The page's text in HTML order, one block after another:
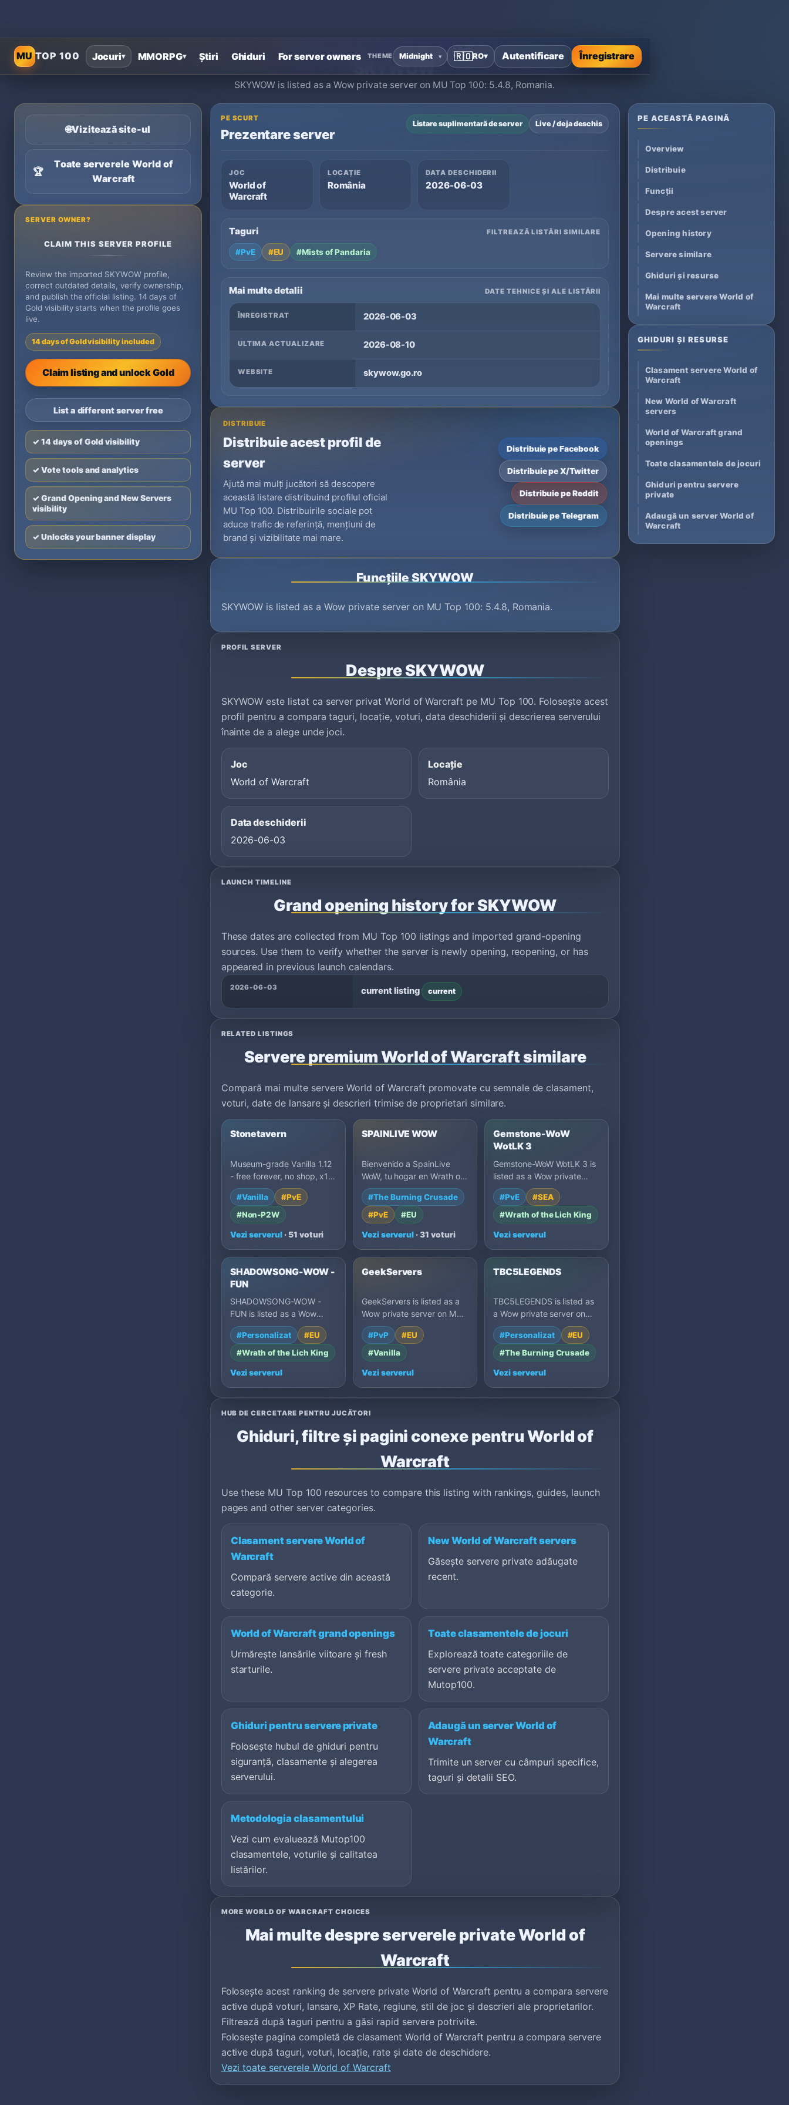
MUTOP 100 Jocuri▾ MMORPG▾ Știri Ghiduri For server owners THEME 🇷🇴RO▾ Autentificare Înregistrare
Acasă›Servere private World of Warcraft›SKYWOW
SKYWOW
SKYWOW is listed as a Wow private server on MU Top 100: 5.4.8, Romania.
🌐Vizitează site-ul
🏆
Toate serverele World of
Warcraft
SERVER OWNER?
CLAIM THIS SERVER PROFILE
Review the imported SKYWOW profile,
correct outdated details, verify ownership,
and publish the official listing. 14 days of
Gold visibility starts when the profile goes
live.
14 days of Gold visibility included
Claim listing and unlock Gold
List a different server free
✓ 14 days of Gold visibility
✓ Vote tools and analytics
✓ Grand Opening and New Servers
visibility
✓ Unlocks your banner display
PE SCURT
Prezentare server
Listare suplimentară de server Live / deja deschis
JOC
World of
Warcraft
LOCAȚIE
România
DATA DESCHIDERII
2026-06-03
Taguri FILTREAZĂ LISTĂRI SIMILARE
#PvE #EU #Mists of Pandaria
Mai multe detalii DATE TEHNICE ȘI ALE LISTĂRII
ÎNREGISTRAT 2026-06-03
ULTIMA ACTUALIZARE 2026-08-10
WEBSITE skywow.go.ro
DISTRIBUIE
Distribuie acest profil de
server
Ajută mai mulți jucători să descopere
această listare distribuind profilul oficial
MU Top 100. Distribuirile sociale pot
aduce trafic de referință, mențiuni de
brand și vizibilitate mai mare.
Distribuie pe Facebook
Distribuie pe X/Twitter
Distribuie pe Reddit
Distribuie pe Telegram
Funcțiile SKYWOW
SKYWOW is listed as a Wow private server on MU Top 100: 5.4.8, Romania.
PROFIL SERVER
Despre SKYWOW
SKYWOW este listat ca server privat World of Warcraft pe MU Top 100. Folosește acest
profil pentru a compara taguri, locație, voturi, data deschiderii și descrierea serverului
înainte de a alege unde joci.
Joc
World of Warcraft
Locație
România
Data deschiderii
2026-06-03
LAUNCH TIMELINE
Grand opening history for SKYWOW
These dates are collected from MU Top 100 listings and imported grand-opening
sources. Use them to verify whether the server is newly opening, reopening, or has
appeared in previous launch calendars.
2026-06-03 current listing current
RELATED LISTINGS
Servere premium World of Warcraft similare
Compară mai multe servere World of Warcraft promovate cu semnale de clasament,
voturi, date de lansare și descrieri trimise de proprietari similare.
Stonetavern
Museum-grade Vanilla 1.12
- free forever, no shop, x1,
hard line on bots, and a
ready-to-play c…
#Vanilla
#PvE
#Non-P2W
Vezi serverul · 51 voturi
SPAINLIVE WOW
Bienvenido a SpainLive
WoW, tu hogar en Wrath of
the Lich King 3.3.5a. Vive
grandes aventuras e…
#The Burning Crusade
#PvE
#EU
Vezi serverul · 31 voturi
Gemstone-WoW
WotLK 3
Gemstone-WoW WotLK 3 is
listed as a Wow private
server on MU Top 100:
3.3.5a, Singapore.
#PvE
#SEA
#Wrath of the Lich King
Vezi serverul
SHADOWSONG-WOW -
FUN
SHADOWSONG-WOW -
FUN is listed as a Wow
private server on MU Top
100: 3.3.5a, Spain.
#Personalizat
#EU
#Wrath of the Lich King
Vezi serverul
GeekServers
GeekServers is listed as a
Wow private server on MU
Top 100: 1.12, France.
#PvP
#EU
#Vanilla
Vezi serverul
TBC5LEGENDS
TBC5LEGENDS is listed as
a Wow private server on
MU Top 100: 2.4.3,
Germany.
#Personalizat
#EU
#The Burning Crusade
Vezi serverul
HUB DE CERCETARE PENTRU JUCĂTORI
Ghiduri, filtre și pagini conexe pentru World of
Warcraft
Use these MU Top 100 resources to compare this listing with rankings, guides, launch
pages and other server categories.
Clasament servere World of
Warcraft
Compară servere active din această
categorie.
New World of Warcraft servers
Găsește servere private adăugate
recent.
World of Warcraft grand openings
Urmărește lansările viitoare și fresh
starturile.
Toate clasamentele de jocuri
Explorează toate categoriile de
servere private acceptate de
Mutop100.
Ghiduri pentru servere private
Folosește hubul de ghiduri pentru
siguranță, clasamente și alegerea
serverului.
Adaugă un server World of
Warcraft
Trimite un server cu câmpuri specifice,
taguri și detalii SEO.
Metodologia clasamentului
Vezi cum evaluează Mutop100
clasamentele, voturile și calitatea
listărilor.
MORE WORLD OF WARCRAFT CHOICES
Mai multe despre serverele private World of
Warcraft
Folosește acest ranking de servere private World of Warcraft pentru a compara servere
active după voturi, lansare, XP Rate, regiune, stil de joc și descrieri ale proprietarilor.
Filtrează după taguri pentru a găsi rapid servere potrivite.
Folosește pagina completă de clasament World of Warcraft pentru a compara servere
active după taguri, voturi, locație, rate și date de deschidere.
Vezi toate serverele World of Warcraft
PE ACEASTĂ PAGINĂ
Overview
Distribuie
Funcții
Despre acest server
Opening history
Servere similare
Ghiduri și resurse
Mai multe servere World of
Warcraft
GHIDURI ȘI RESURSE
Clasament servere World of
Warcraft
New World of Warcraft
servers
World of Warcraft grand
openings
Toate clasamentele de jocuri
Ghiduri pentru servere
private
Adaugă un server World of
Warcraft